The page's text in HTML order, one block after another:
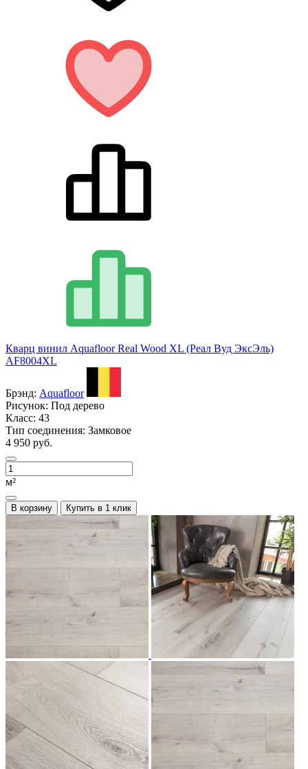
Кварц винил Aquafloor Real Wood XL (Реал Вуд ЭксЭль)
AF8004XL
Брэнд: Aquafloor
Рисунок: Под дерево
Класс: 43
Тип соединения: Замковое
4 950 руб.
м²
В корзину Купить в 1 клик